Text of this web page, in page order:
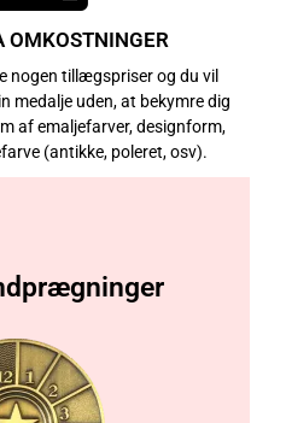
OMKOSTNINGER
nogen tillægspriser og du vil
medalje uden, at bekymre dig
af emaljefarver, designform,
(antikke, poleret, osv).